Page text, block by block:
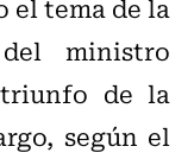
el tema de la
ministro
de la
según el